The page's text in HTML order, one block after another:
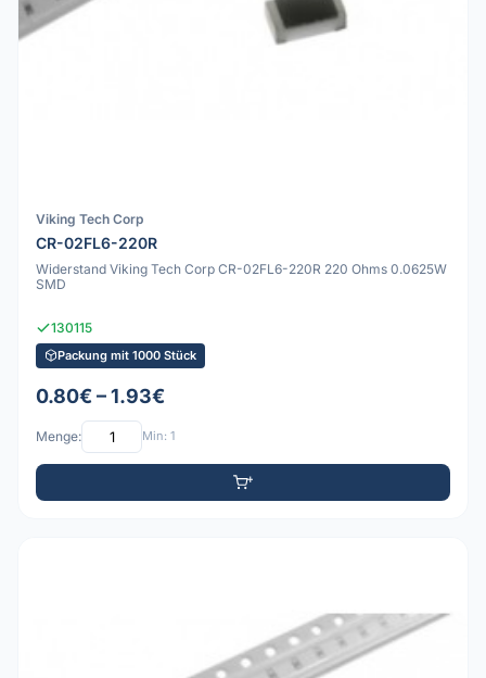
Viking Tech Corp
CR-02FL6-220R
Widerstand Viking Tech Corp CR-02FL6-220R 220 Ohms 0.0625W
SMD
130115
Packung mit 1000 Stück
0.80€ – 1.93€
Menge: Min: 1